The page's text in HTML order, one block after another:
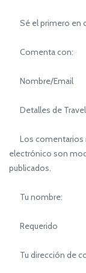
Sé el primero en
Comenta con:
Nombre/Email
Detalles de
Los comentarios
electrónico son
publicados.
Tu nombre:
Requerido
Tu dirección de